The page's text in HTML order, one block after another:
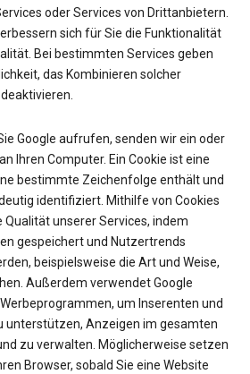
oder Services von Drittanbietern.
sich für Sie die Funktionalität
Bei bestimmten Services geben
das Kombinieren solcher
Google aufrufen, senden wir ein oder
Ihren Computer. Ein Cookie ist eine
bestimmte Zeichenfolge enthält und
identifiziert. Mithilfe von Cookies
Qualität unserer Services, indem
gespeichert und Nutzertrends
beispielsweise die Art und Weise,
Außerdem verwendet Google
um Inserenten und
unterstützen, Anzeigen im gesamten
zu verwalten. Möglicherweise setzen
Browser, sobald Sie eine Website